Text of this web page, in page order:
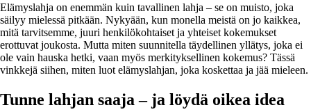
Elämyslahja on enemmän kuin tavallinen lahja – se on muisto, joka
säilyy mielessä pitkään. Nykyään, kun monella meistä on jo kaikkea,
mitä tarvitsemme, juuri henkilökohtaiset ja yhteiset kokemukset
erottuvat joukosta. Mutta miten suunnitella täydellinen yllätys, joka ei
ole vain hauska hetki, vaan myös merkityksellinen kokemus? Tässä
vinkkejä siihen, miten luot elämyslahjan, joka koskettaa ja jää mieleen.
Tunne lahjan saaja – ja löydä oikea idea